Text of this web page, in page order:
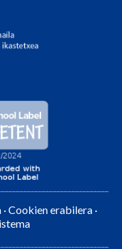
·Cookien erabilera ·